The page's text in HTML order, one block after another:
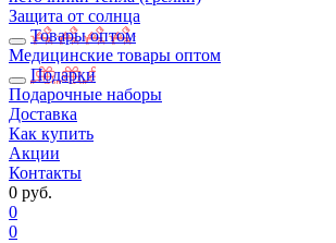
Защита от солнца
Товары оптом
Медицинские товары оптом
Подарки
Подарочные наборы
Доставка
Как купить
Акции
Контакты
0 руб.
0
0